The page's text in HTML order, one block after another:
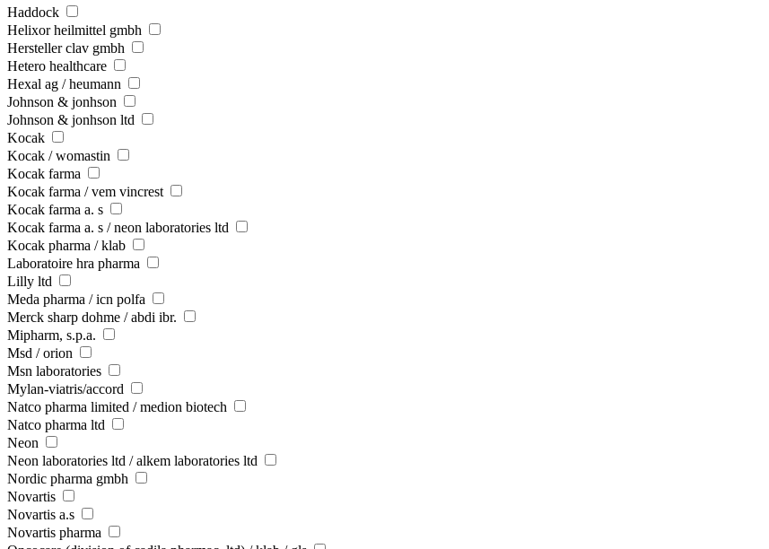
Haddock
Helixor heilmittel gmbh
Hersteller clav gmbh
Hetero healthcare
Hexal ag / heumann
Johnson & jonhson
Johnson & jonhson ltd
Kocak
Kocak / womastin
Kocak farma
Kocak farma / vem vincrest
Kocak farma a. s
Kocak farma a. s / neon laboratories ltd
Kocak pharma / klab
Laboratoire hra pharma
Lilly ltd
Meda pharma / icn polfa
Merck sharp dohme / abdi ibr.
Mipharm, s.p.a.
Msd / orion
Msn laboratories
Mylan-viatris/accord
Natco pharma limited / medion biotech
Natco pharma ltd
Neon
Neon laboratories ltd / alkem laboratories ltd
Nordic pharma gmbh
Novartis
Novartis a.s
Novartis pharma